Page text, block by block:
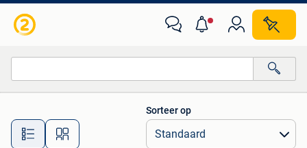
Alle afstanden…
Sorteer op